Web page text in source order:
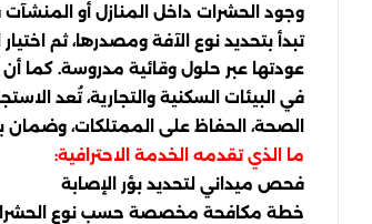
وجود الحشرات داخل المنازل أو
تبدأ بتحديد نوع الآفة ومصدرها، ثم
عودتها عبر حلول وقائية مدروسة. كما
في البيئات السكنية والتجارية، تُعد
الصحة، الحفاظ على الممتلكات، وضمان
ما الذي تقدمه الخدمة الاحترافية:
فحص ميداني لتحديد بؤر الإصابة
خطة مكافحة مخصصة حسب نوع